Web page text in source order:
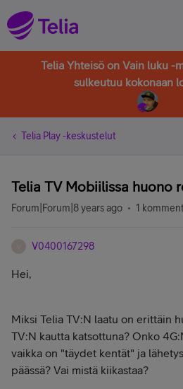
Telia Yhteisö on Vain luku -
sulkeutuu kokonaan
Telia Play -keskustelut
Telia TV Mobiilissa huono
Forum|Forum|8 years ago 1
V0400167298
Hei,
Miksi Telia TV:N laatu on erittäin
TV:N kautta katsottuna? Onko
vaikka on "täydet kentät" ja
päässä? Vai mistä kiikastaa?